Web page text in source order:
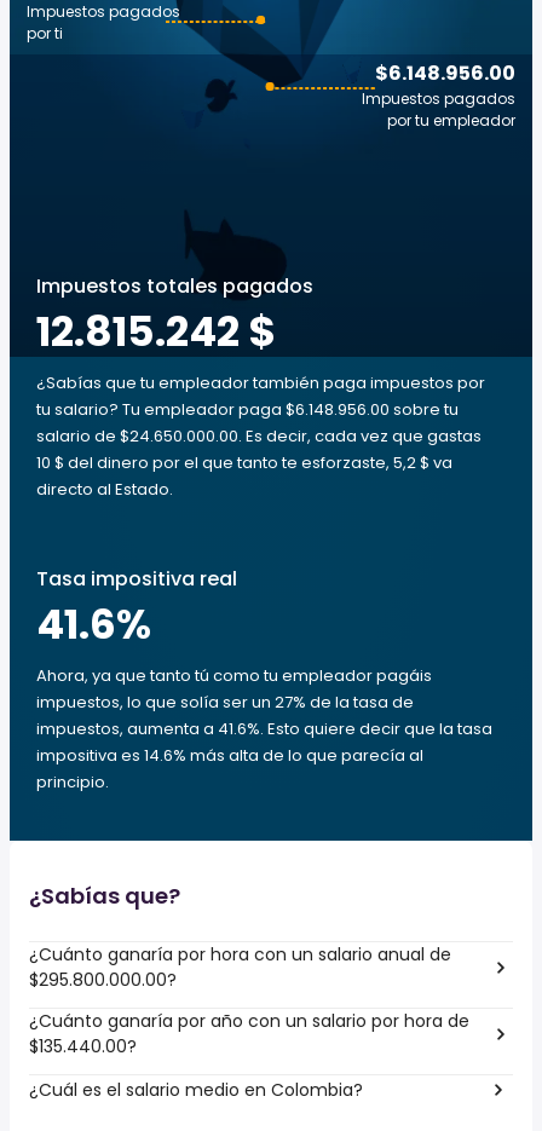
$6.148.956.00
Impuestos pagados
por tu empleador
Impuestos pagados
por ti
Impuestos totales pagados
12.815.242 $
¿Sabías que tu empleador también paga impuestos por
tu salario? Tu empleador paga $6.148.956.00 sobre tu
salario de $24.650.000.00. Es decir, cada vez que gastas
10 $ del dinero por el que tanto te esforzaste, 5,2 $ va
directo al Estado.
Tasa impositiva real
41.6%
Ahora, ya que tanto tú como tu empleador pagáis
impuestos, lo que solía ser un 27% de la tasa de
impuestos, aumenta a 41.6%. Esto quiere decir que la tasa
impositiva es 14.6% más alta de lo que parecía al
principio.
¿Sabías que?
¿Cuánto ganaría por hora con un salario anual de
$295.800.000.00?
¿Cuánto ganaría por año con un salario por hora de
$135.440.00?
¿Cuál es el salario medio en Colombia?